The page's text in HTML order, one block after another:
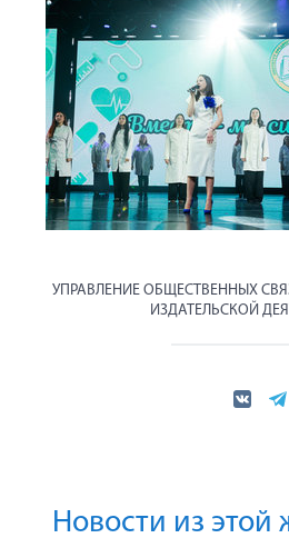
УПРАВЛЕНИЕ ОБЩЕСТВЕННЫХ
ИЗДАТЕЛЬСКОЙ
Новости из этой